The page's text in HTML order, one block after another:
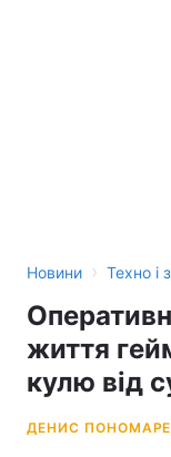
Новини › Техно і
життя
кулю від
ДЕНИС